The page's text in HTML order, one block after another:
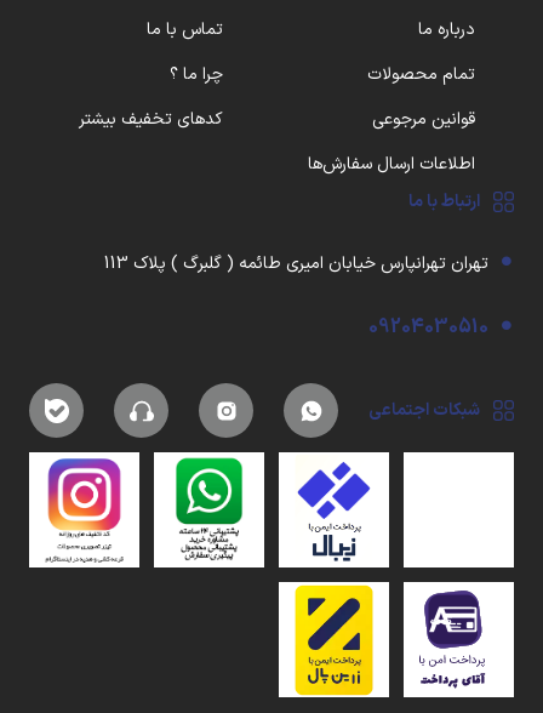
درباره ما
تماس با ما
تمام محصولات
چرا ما ؟
قوانین مرجوعی
کدهای تخفیف بیشتر
اطلاعات ارسال سفارش‌ها
ارتباط با ما
تهران تهرانپارس خیابان امیری طائمه ( گلبرگ ) پلاک 113
09204030510
شبکات اجتماعی